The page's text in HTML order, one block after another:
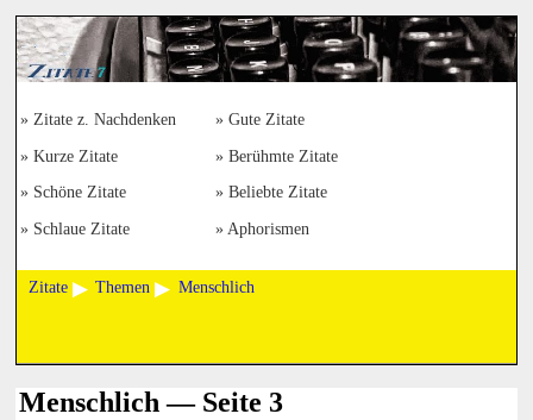
Zitate z. Nachdenken Gute Zitate
Kurze Zitate Berühmte Zitate
Schöne Zitate Beliebte Zitate
Schlaue Zitate Aphorismen
Zitate Themen Menschlich
Menschlich — Seite 3